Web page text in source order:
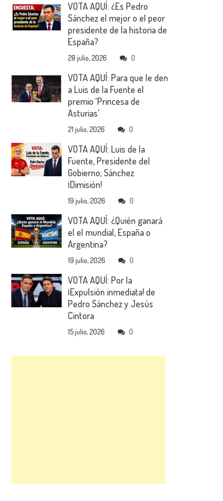
VOTA AQUÍ: ¿Es Pedro
Sánchez el mejor o el peor
presidente de la historia de
España?
28 julio, 2026 0
VOTA AQUÍ: Para que le den
a Luis de la Fuente el
premio ‘Princesa de
Asturias’
21 julio, 2026 0
VOTA AQUÍ: Luis de la
Fuente, Presidente del
Gobierno; Sánchez
¡Dimisión!
19 julio, 2026 0
VOTA AQUÍ: ¿Quién ganará
el el mundial, España o
Argentina?
19 julio, 2026 0
VOTA AQUÍ: Por la
¡Expulsión inmediata! de
Pedro Sánchez y Jesús
Cintora
15 julio, 2026 0